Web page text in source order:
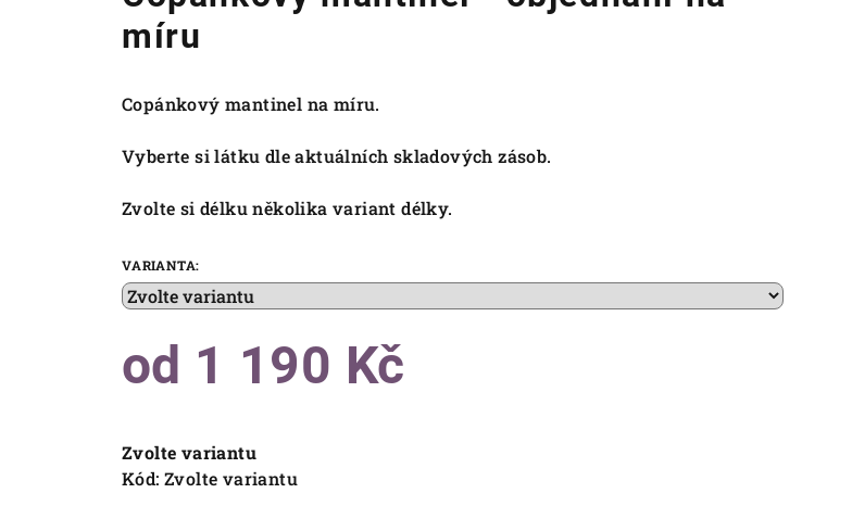
míru
Copánkový mantinel na míru.
Vyberte si látku dle aktuálních skladových zásob.
Zvolte si délku několika variant délky.
VARIANTA:
od 1 190 Kč
cena:
Zvolte variantu
Kód: Zvolte variantu